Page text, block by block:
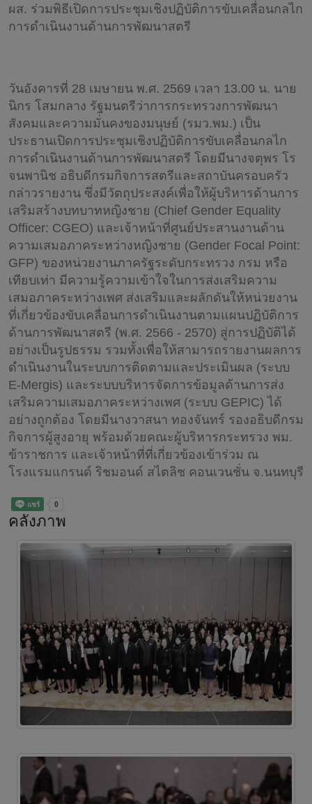
ผส. ร่วมพิธีเปิดการประชุมเชิงปฏิบัติการขับเคลื่อนกลไก
การดำเนินงานด้านการพัฒนาสตรี
วันอังคารที่ 28 เมษายน พ.ศ. 2569 เวลา 13.00 น. นาย
นิกร โสมกลาง รัฐมนตรีว่าการกระทรวงการพัฒนา
สังคมและความมั่นคงของมนุษย์ (รมว.พม.) เป็น
ประธานเปิดการประชุมเชิงปฏิบัติการขับเคลื่อนกลไก
การดำเนินงานด้านการพัฒนาสตรี โดยมีนางจตุพร โร
จนพานิช อธิบดีกรมกิจการสตรีและสถาบันครอบครัว
กล่าวรายงาน ซึ่งมีวัตถุประสงค์เพื่อให้ผู้บริหารด้านการ
เสริมสร้างบทบาทหญิงชาย (Chief Gender Equality
Officer: CGEO) และเจ้าหน้าที่ศูนย์ประสานงานด้าน
ความเสมอภาคระหว่างหญิงชาย (Gender Focal Point:
GFP) ของหน่วยงานภาครัฐระดับกระทรวง กรม หรือ
เทียบเท่า มีความรู้ความเข้าใจในการส่งเสริมความ
เสมอภาคระหว่างเพศ ส่งเสริมและผลักดันให้หน่วยงาน
ที่เกี่ยวข้องขับเคลื่อนการดำเนินงานตามแผนปฏิบัติการ
ด้านการพัฒนาสตรี (พ.ศ. 2566 - 2570) สู่การปฏิบัติได้
อย่างเป็นรูปธรรม รวมทั้งเพื่อให้สามารถรายงานผลการ
ดำเนินงานในระบบการติดตามและประเมินผล (ระบบ
E-Mergis) และระบบบริหารจัดการข้อมูลด้านการส่ง
เสริมความเสมอภาคระหว่างเพศ (ระบบ GEPIC) ได้
อย่างถูกต้อง โดยมีนางวาสนา ทองจันทร์ รองอธิบดีกรม
กิจการผู้สูงอายุ พร้อมด้วยคณะผู้บริหารกระทรวง พม.
ข้าราชการ และเจ้าหน้าที่ที่เกี่ยวข้องเข้าร่วม ณ
โรงแรมแกรนด์ ริชมอนด์ สไตลิช คอนเวนชั่น จ.นนทบุรี
คลังภาพ